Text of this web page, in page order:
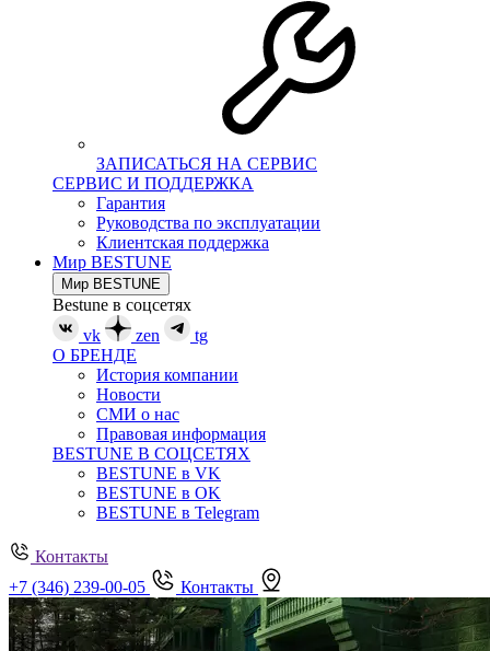
ЗАПИСАТЬСЯ НА СЕРВИС
СЕРВИС И ПОДДЕРЖКА
Гарантия
Руководства по эксплуатации
Клиентская поддержка
Мир BESTUNE
Мир BESTUNE
Bestune в соцсетях
vk
zen
tg
О БРЕНДЕ
История компании
Новости
СМИ о нас
Правовая информация
BESTUNE В СОЦСЕТЯХ
BESTUNE в VK
BESTUNE в OK
BESTUNE в Telegram
Контакты
+7 (346) 239-00-05
Контакты